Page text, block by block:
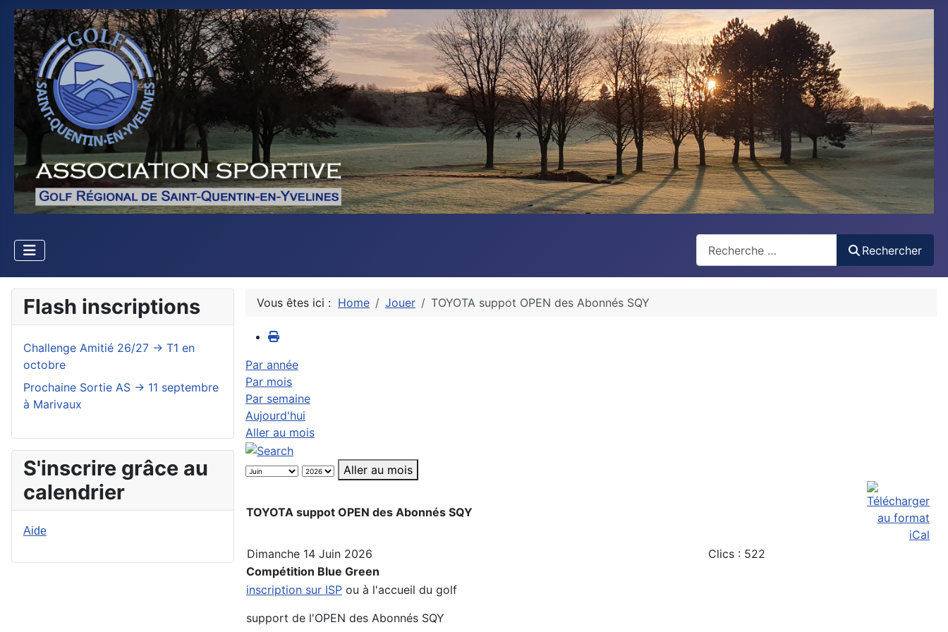
Rechercher
Flash inscriptions
Challenge Amitié 26/27 -> T1 en
octobre
Prochaine Sortie AS -> 11 septembre
à Marivaux
S'inscrire grâce au
calendrier
Aide
Vous êtes ici : Home Jouer TOYOTA suppot OPEN des Abonnés SQY
Par année
Par mois
Par semaine
Aujourd'hui
Aller au mois
Aller au mois
TOYOTA suppot OPEN des Abonnés SQY
Dimanche 14 Juin 2026 Clics : 522
Compétition Blue Green
inscription sur ISP ou à l'accueil du golf
support de l'OPEN des Abonnés SQY